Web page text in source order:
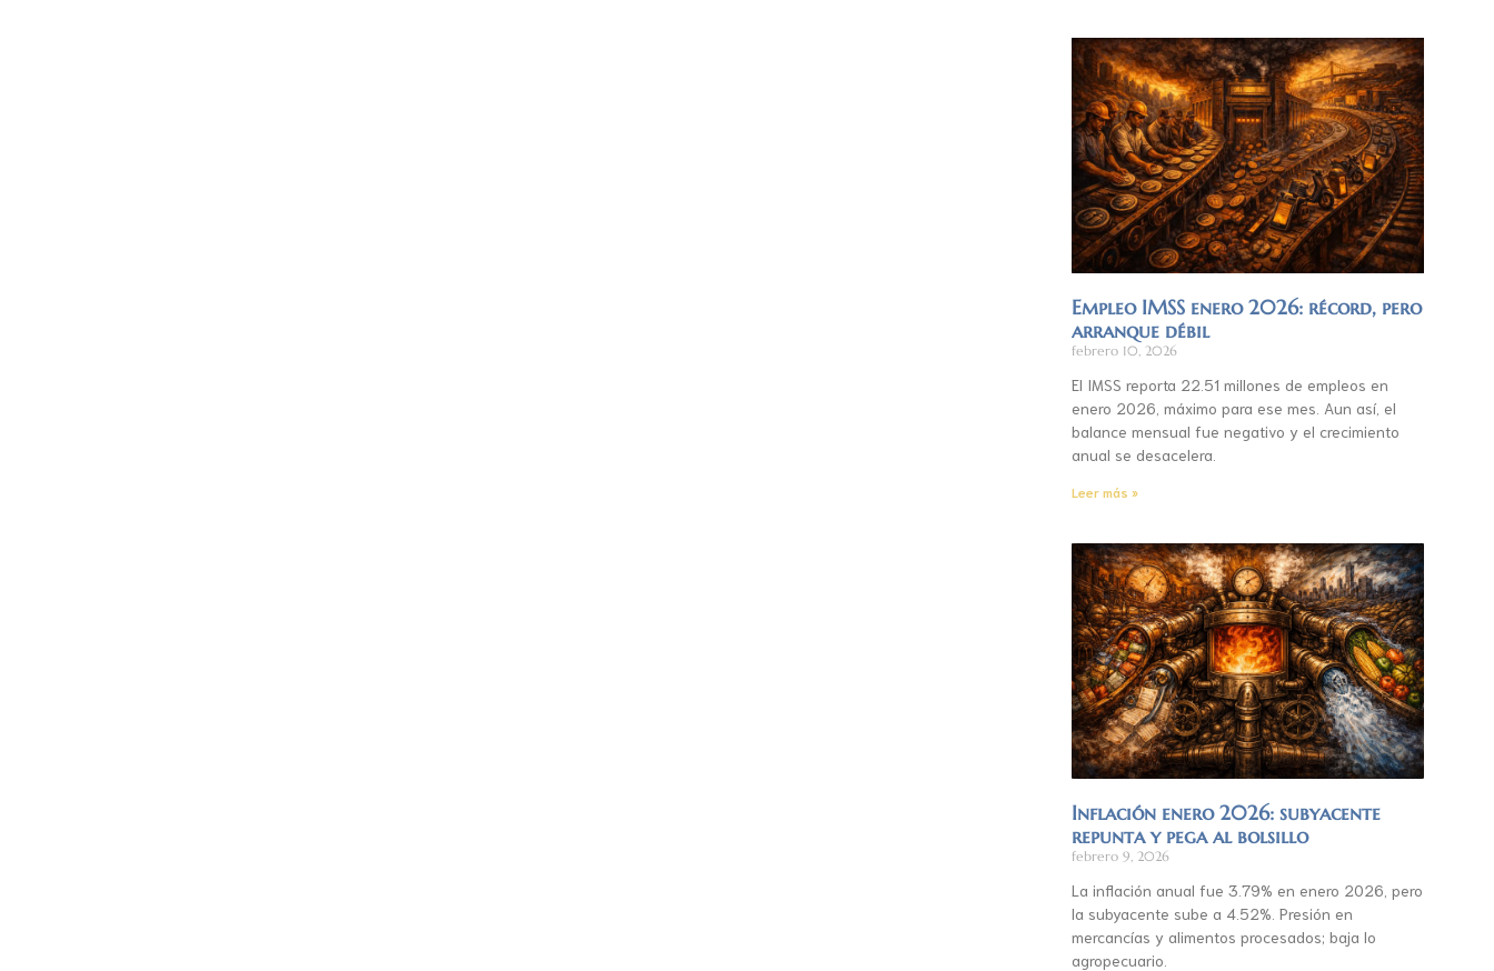
Empleo IMSS enero 2026: récord, pero
arranque débil
febrero 10, 2026
El IMSS reporta 22.51 millones de empleos en
enero 2026, máximo para ese mes. Aun así, el
balance mensual fue negativo y el crecimiento
anual se desacelera.
Leer más »
Inflación enero 2026: subyacente
repunta y pega al bolsillo
febrero 9, 2026
La inflación anual fue 3.79% en enero 2026, pero
la subyacente sube a 4.52%. Presión en
mercancías y alimentos procesados; baja lo
agropecuario.